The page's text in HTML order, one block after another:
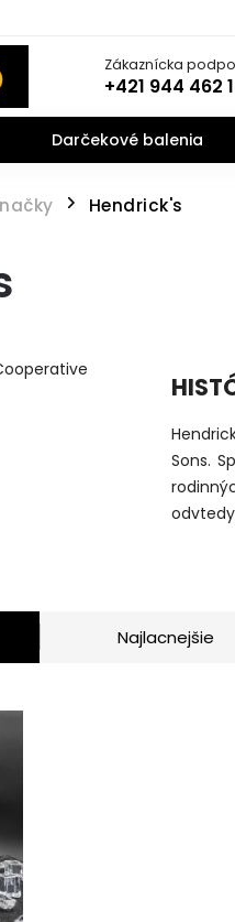
Zákaznícka
+421 944 462
Darčekové balenia
/ Hendrick's
Sons.
Najlacnejšie